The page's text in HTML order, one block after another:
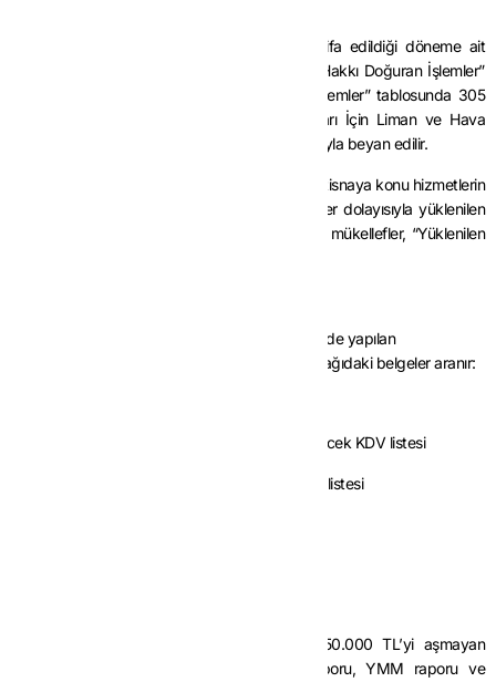
Bu istisna kapsamındaki hizmetler, hizmetin ifa edildiği döneme ait
KDV beyannamesinde, “İstisnalar-Diğer İade Hakkı Doğuran İşlemler”
kulakçığının, “Tam İstisna Kapsamına Giren İşlemler” tablosunda 305
kod numaralı “Deniz ve Hava Taşıma Araçları İçin Liman ve Hava
Meydanlarında Verilen Hizmetler” satırı aracılığıyla beyan edilir.
Bu satırın “Teslim ve Hizmet Tutarı” sütununa istisnaya konu hizmetlerin
bedeli, “Yüklenilen KDV” sütununa bu hizmetler dolayısıyla yüklenilen
KDV tutarı yazılır. İade talep etmek istemeyen mükellefler, “Yüklenilen
Liman ve hava meydanı olarak belirlenen yerlerde yapılan
hizmetlerden kaynaklanan iade taleplerinde aşağıdaki belgeler aranır:
– İstisnanın beyan edildiği döneme ilişkin indirilecek KDV listesi
– İade hakkı doğuran işleme ait yüklenilen KDV listesi
Mükelleflerin bu işlemden kaynaklanan ve 50.000 TL’yi aşmayan
mahsuben iade talepleri vergi inceleme raporu, YMM raporu ve